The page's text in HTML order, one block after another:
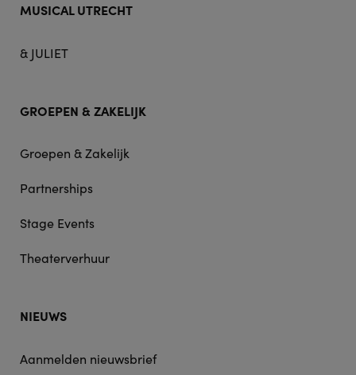
MUSICAL UTRECHT
& JULIET
GROEPEN & ZAKELIJK
Groepen & Zakelijk
Partnerships
Stage Events
Theaterverhuur
NIEUWS
Aanmelden nieuwsbrief